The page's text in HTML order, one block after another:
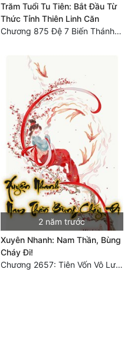
Trăm Tuổi Tu Tiên: Bắt Đầu Từ
Thức Tỉnh Thiên Linh Căn
Chương 875 Đệ 7 Biến Thánh Long Biến!
2 năm trước
Xuyên Nhanh: Nam Thần, Bùng
Cháy Đi!
Chương 2657: Tiên Vốn Vô Lương (15). HẾT.